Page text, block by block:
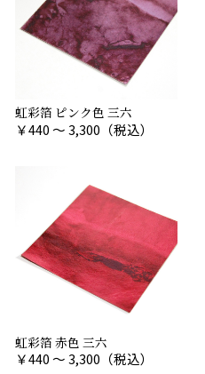
虹彩箔 ピンク色 三六
￥440 ～ 3,300 （税込）
虹彩箔 赤色 三六
￥440 ～ 3,300 （税込）